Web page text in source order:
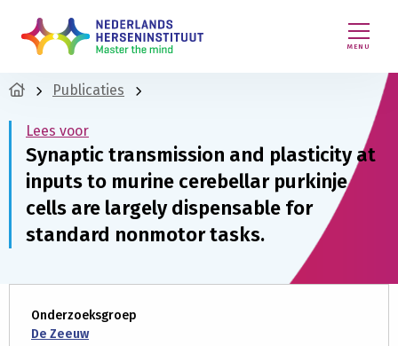
MENU
Publicaties
Lees voor
Synaptic transmission and plasticity at
inputs to murine cerebellar purkinje
cells are largely dispensable for
standard nonmotor tasks.
Onderzoeksgroep
De Zeeuw